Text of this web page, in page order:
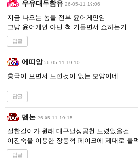
우유대두함유 26-05-11 19:06
지금 나오는 놈들 전부 윤어게인임
그냥 윤어게인 아닌 척 거들면서 쇼하는거
답글
에띠앙 26-05-11 19:10
흥국이 보면서 느낀것이 없는 모양이네
답글
멤논 26-05-11 19:15
절한길이가 원래 대구달성공천 노렸었을걸.
이진숙을 이용한 장동혁 페이크에 제대로 물
답글